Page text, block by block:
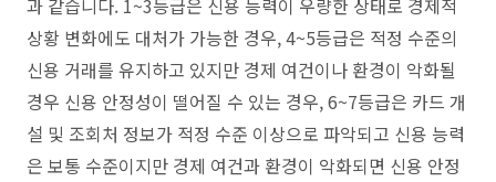
과 같습니다. 1~3등급은 신용 능력이 우량한 상태로 경제적
상황 변화에도 대처가 가능한 경우, 4~5등급은 적정 수준의
신용 거래를 유지하고 있지만 경제 여건이나 환경이 악화될
경우 신용 안정성이 떨어질 수 있는 경우, 6~7등급은 카드 개
설 및 조회처 정보가 적정 수준 이상으로 파악되고 신용 능력
은 보통 수준이지만 경제 여건과 환경이 악화되면 신용 안정